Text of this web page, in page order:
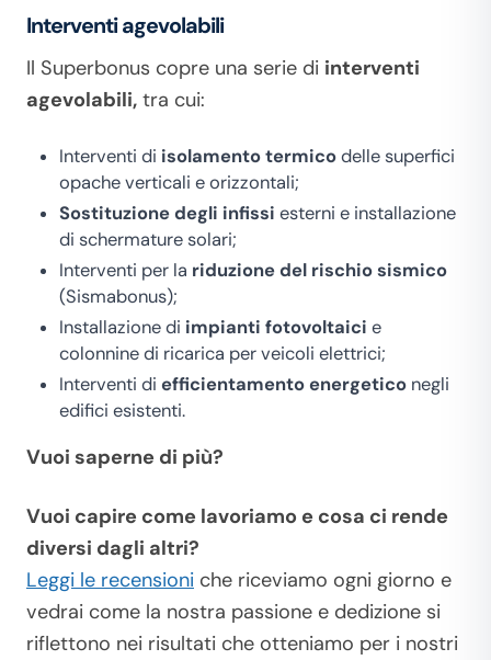
Interventi agevolabili
Il Superbonus copre una serie di interventi
agevolabili, tra cui:
Interventi di isolamento termicodelle superfici
opache verticali e orizzontali;
Sostituzione degli infissi esterni e installazione
di schermature solari;
Interventi per la riduzione del rischio sismico
(Sismabonus);
Installazione di impianti fotovoltaici e
colonnine di ricarica per veicoli elettrici;
Interventi di efficientamento energetico negli
edifici esistenti.
Vuoi saperne di più?
Vuoi capire come lavoriamo e cosa ci rende
diversi dagli altri?
Leggi le recensioni che riceviamo ogni giorno e
vedrai come la nostra passione e dedizione si
riflettono nei risultati che otteniamo per i nostri